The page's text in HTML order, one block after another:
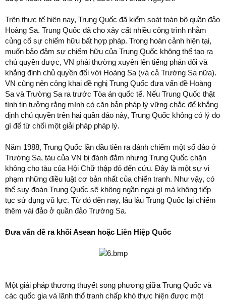
Trên thực tế hiện nay, Trung Quốc đã kiểm soát toàn bộ quần đảo
Hoàng Sa. Trung Quốc đã cho xây cất nhiều công trình nhằm
củng cố sự chiếm hữu bất hợp pháp. Trong hoàn cảnh hiện tại,
muốn bảo đảm sự chiếm hữu của Trung Quốc không thể tạo ra
chủ quyền được, VN phải thường xuyên lên tiếng phản đối và
khẳng định chủ quyền đối với Hoàng Sa (và cả Trường Sa nữa).
VN cũng nên công khai đề nghị Trung Quốc đưa vấn đề Hoàng
Sa và Trường Sa ra trước Tòa án quốc tế. Nếu Trung Quốc thật
tình tin tưởng rằng mình có căn bản pháp lý vững chắc để khẳng
định chủ quyền trên hai quần đảo này, Trung Quốc không có lý do
gì để từ chối một giải pháp pháp lý.
Năm 1988, Trung Quốc lần đầu tiên ra đánh chiếm một số đảo ở
Trường Sa, tàu của VN bị đánh đắm nhưng Trung Quốc chặn
không cho tàu của Hội Chữ thập đỏ đến cứu. Đây là một sự vi
phạm những điều luật cơ bản nhất của chiến tranh. Như vậy, có
thể suy đoán Trung Quốc sẽ không ngần ngại gì mà không tiếp
tục sử dụng vũ lực. Từ đó đến nay, lâu lâu Trung Quốc lại chiếm
thêm vài đảo ở quần đảo Trường Sa.
Đưa vấn đề ra khối Asean hoặc Liên Hiệp Quốc
Một giải pháp thương thuyết song phương giữa Trung Quốc và
các quốc gia và lãnh thổ tranh chấp khó thực hiện được một